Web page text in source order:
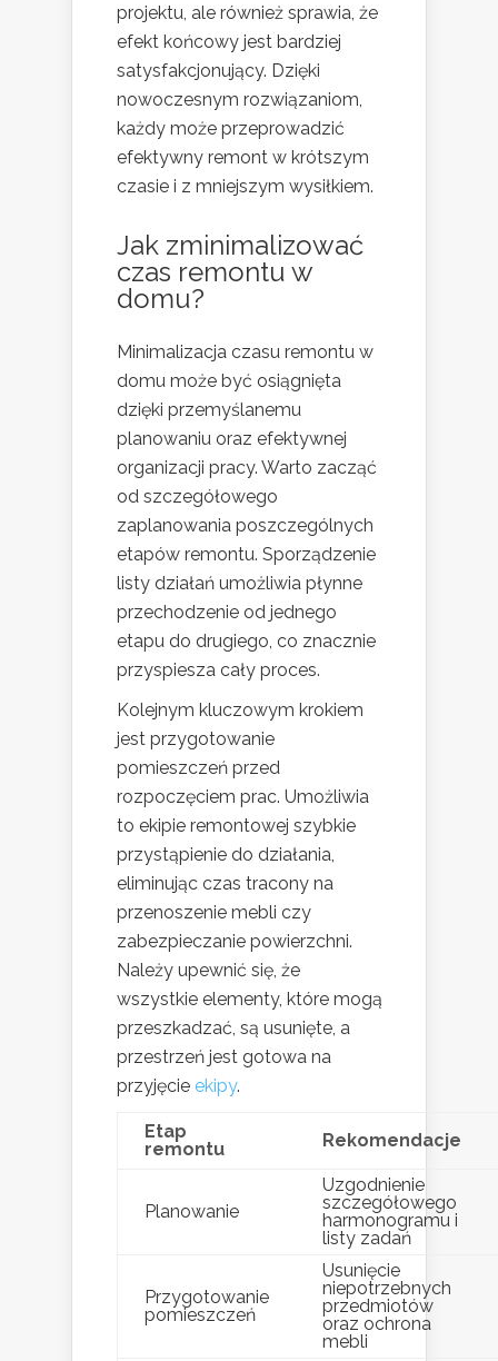
projektu, ale również sprawia, że
efekt końcowy jest bardziej
satysfakcjonujący. Dzięki
nowoczesnym rozwiązaniom,
każdy może przeprowadzić
efektywny remont w krótszym
czasie i z mniejszym wysiłkiem.
Jak zminimalizować
czas remontu w
domu?
Minimalizacja czasu remontu w
domu może być osiągnięta
dzięki przemyślanemu
planowaniu oraz efektywnej
organizacji pracy. Warto zacząć
od szczegółowego
zaplanowania poszczególnych
etapów remontu. Sporządzenie
listy działań umożliwia płynne
przechodzenie od jednego
etapu do drugiego, co znacznie
przyspiesza cały proces.
Kolejnym kluczowym krokiem
jest przygotowanie
pomieszczeń przed
rozpoczęciem prac. Umożliwia
to ekipie remontowej szybkie
przystąpienie do działania,
eliminując czas tracony na
przenoszenie mebli czy
zabezpieczanie powierzchni.
Należy upewnić się, że
wszystkie elementy, które mogą
przeszkadzać, są usunięte, a
przestrzeń jest gotowa na
przyjęcie ekipy.
Etap
remontu
Rekomendacje
Planowanie
Uzgodnienie
szczegółowego
harmonogramu i
listy zadań
Przygotowanie
pomieszczeń
Usunięcie
niepotrzebnych
przedmiotów
oraz ochrona
mebli